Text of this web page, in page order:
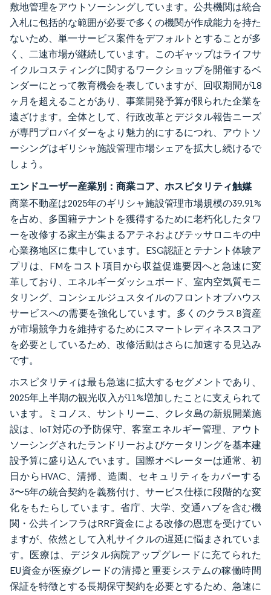
敷地管理をアウトソーシングしています。公共機関は統合
入札に包括的な範囲が必要で多くの機関が作成能力を持た
ないため、単一サービス案件をデフォルトとすることが多
く、二速市場が継続しています。このギャップはライフサ
イクルコスティングに関するワークショップを開催するベ
ンダーにとって教育機会を表していますが、回収期間が18
ヶ月を超えることがあり、事業開発予算が限られた企業を
遠ざけます。全体として、行政改革とデジタル報告ニーズ
が専門プロバイダーをより魅力的にするにつれ、アウトソ
ーシングはギリシャ施設管理市場シェアを拡大し続けるで
しょう。
エンドユーザー産業別：商業コア、ホスピタリティ触媒
商業不動産は2025年のギリシャ施設管理市場規模の39.91%
を占め、多国籍テナントを獲得するために老朽化したタワ
ーを改修する家主が集まるアテネおよびテッサロニキの中
心業務地区に集中しています。ESG認証とテナント体験ア
プリは、FMをコスト項目から収益促進要因へと急速に変
革しており、エネルギーダッシュボード、室内空気質モニ
タリング、コンシェルジュスタイルのフロントオブハウス
サービスへの需要を強化しています。多くのクラスB資産
が市場競争力を維持するためにスマートレディネススコア
を必要としているため、改修活動はさらに加速する見込み
です。
ホスピタリティは最も急速に拡大するセグメントであり、
2025年上半期の観光収入が11%増加したことに支えられて
います。ミコノス、サントリーニ、クレタ島の新規開業施
設は、IoT対応の予防保守、客室エネルギー管理、アウト
ソーシングされたランドリーおよびケータリングを基本建
設予算に盛り込んでいます。国際オペレーターは通常、初
日からHVAC、清掃、造園、セキュリティをカバーする
3〜5年の統合契約を義務付け、サービス仕様に段階的な変
化をもたらしています。省庁、大学、交通ハブを含む機
関・公共インフラはRRF資金による改修の恩恵を受けてい
ますが、依然として入札サイクルの遅延に悩まされていま
す。医療は、デジタル病院アップグレードに充てられた
EU資金が医療グレードの清掃と重要システムの稼働時間
保証を特徴とする長期保守契約を必要とするため、急速に